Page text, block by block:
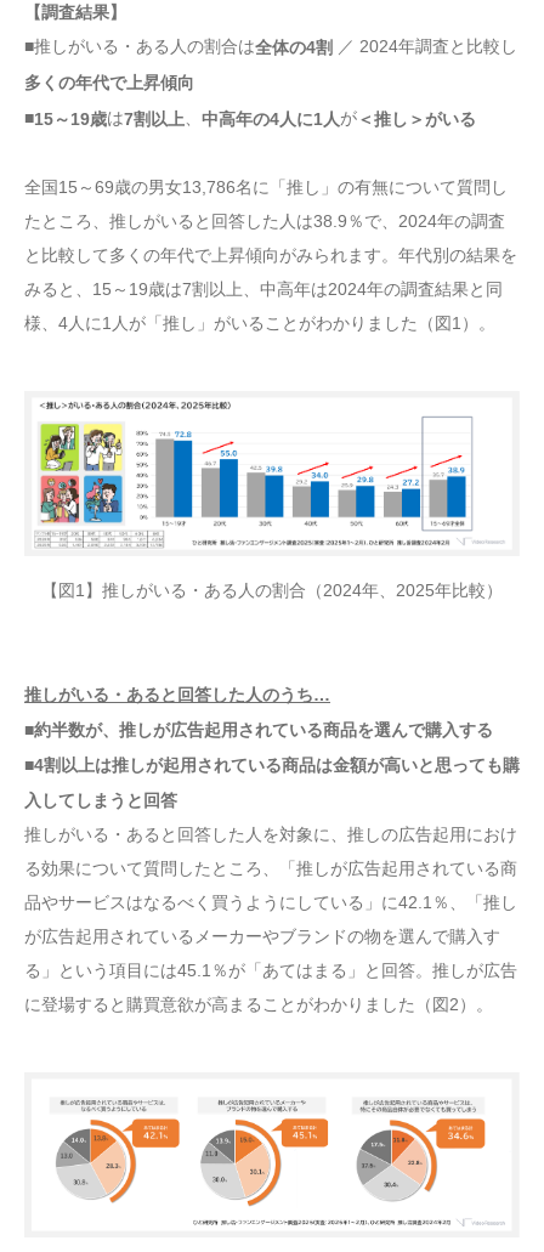
【調査結果】
■推しがいる・ある人の割合は全体の4割 ／ 2024年調査と比較し
多くの年代で上昇傾向
■15～19歳は7割以上 中高年の4人に1人が＜推し＞がいる
全国15～69歳の男女13,786名に「推し」の有無について質問し
たところ、推しがいると回答した人は38.9％で、2024年の調査
と比較して多くの年代で上昇傾向がみられます。年代別の結果を
みると、15～19歳は7割以上、中高年は2024年の調査結果と同
様、4人に1人が「推し」がいることがわかりました（図1）。
【図1】推しがいる・ある人の割合（2024年、2025年比較）
推しがいる・あると回答した人のうち…
■約半数が、推しが広告起用されている商品を選んで購入する
■4割以上は推しが起用されている商品は金額が高いと思っても購
入してしまうと回答
推しがいる・あると回答した人を対象に、推しの広告起用におけ
る効果について質問したところ、「推しが広告起用されている商
品やサービスはなるべく買うようにしている」に42.1％、「推し
が広告起用されているメーカーやブランドの物を選んで購入す
る」という項目には45.1％が「あてはまる」と回答。推しが広告
に登場すると購買意欲が高まることがわかりました（図2）。